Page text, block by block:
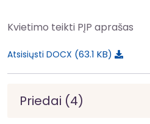
Kvietimo teikti PĮP aprašas
Atsisiųsti DOCX 63.1 KB
Priedai (4)